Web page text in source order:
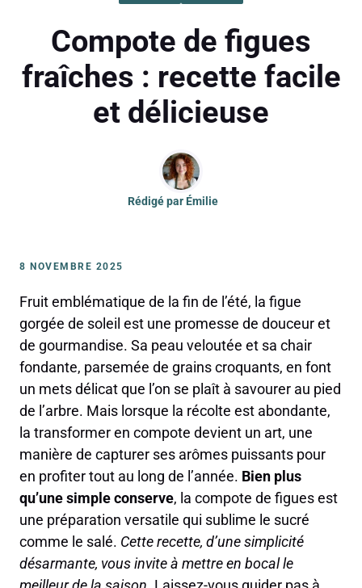
Compote de figues
fraîches : recette facile
et délicieuse
Rédigé par Émilie
8 NOVEMBRE 2025
Fruit emblématique de la fin de l’été, la figue
gorgée de soleil est une promesse de douceur et
de gourmandise. Sa peau veloutée et sa chair
fondante, parsemée de grains croquants, en font
un mets délicat que l’on se plaît à savourer au pied
de l’arbre. Mais lorsque la récolte est abondante,
la transformer en compote devient un art, une
manière de capturer ses arômes puissants pour
en profiter tout au long de l’année. Bien plus
qu’une simple conserve, la compote de figues est
une préparation versatile qui sublime le sucré
comme le salé. Cette recette, d’une simplicité
désarmante, vous invite à mettre en bocal le